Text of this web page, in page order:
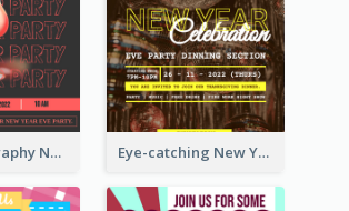
Bold Typography New Year Party Invitation Design Eye-catching New Year Eve Dinner Invitation Design Ideas